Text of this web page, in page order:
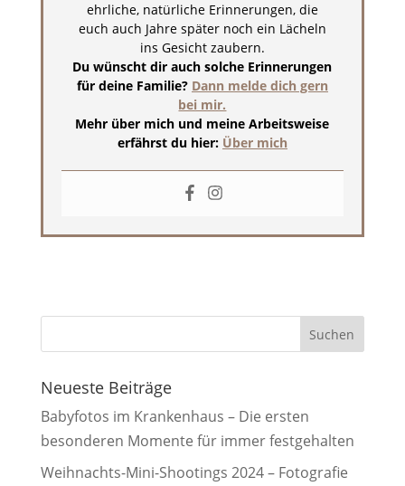
ehrliche, natürliche Erinnerungen, die
euch auch Jahre später noch ein Lächeln
ins Gesicht zaubern.
Du wünscht dir auch solche Erinnerungen
für deine Familie? Dann melde dich gern
bei mir.
Mehr über mich und meine Arbeitsweise
erfährst du hier: Über mich
Neueste Beiträge
Babyfotos im Krankenhaus – Die ersten
besonderen Momente für immer festgehalten
Weihnachts-Mini-Shootings 2024 – Fotografie